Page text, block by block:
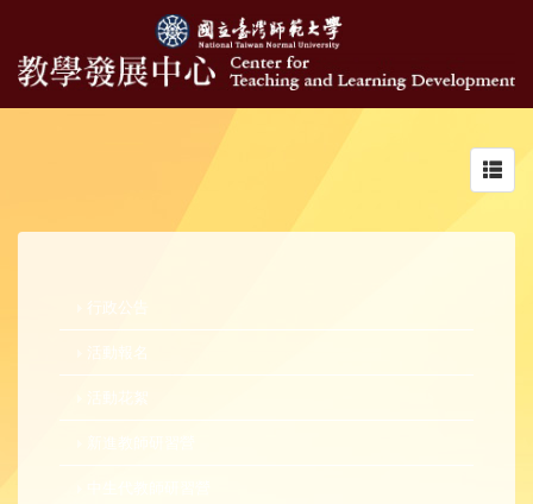
行政公告
活動報名
活動花絮
新進教師研習營